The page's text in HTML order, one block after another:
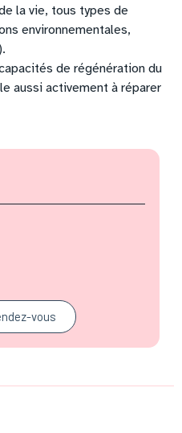
la vie, tous types de
environnementales,
de régénération du
aussi activement à réparer
vous